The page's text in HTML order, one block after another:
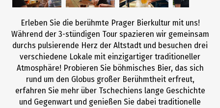
Erleben Sie die berühmte Prager Bierkultur mit uns!
Während der 3-stündigen Tour spazieren wir gemeinsam
durchs pulsierende Herz der Altstadt und besuchen drei
verschiedene Lokale mit einzigartiger traditioneller
Atmosphäre! Probieren Sie böhmisches Bier, das sich
rund um den Globus großer Berühmtheit erfreut,
erfahren Sie mehr über Tschechiens lange Geschichte
und Gegenwart und genießen Sie dabei traditionelle